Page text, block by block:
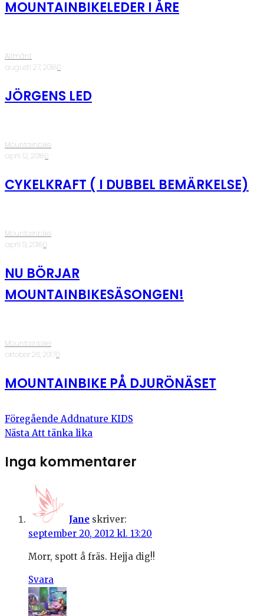
MOUNTAINBIKELEDER I ÅRE
Allmänt
·augusti 27, 2018·0
JÖRGENS LED
Mountainbike
·april 12, 2018·0
CYKELKRAFT ( I DUBBEL BEMÄRKELSE)
Mountainbike
·april 9, 2018·0
NU BÖRJAR
MOUNTAINBIKESÄSONGEN!
Mountainbike
·oktober 26, 2017·0
MOUNTAINBIKE PÅ DJURÖNÄSET
Föregående Addnature KIDS
Nästa Att tänka lika
Inga kommentarer
Jane skriver:
september 20, 2012 kl. 13:20
Morr, spott å fräs. Hejja dig!!
Svara